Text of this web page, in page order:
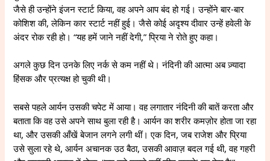
जैसे ही उन्होंने इंजन स्टार्ट किया, वह अपने आप बंद हो गई। उन्होंने बार-बार
कोशिश की, लेकिन कार स्टार्ट नहीं हुई। जैसे कोई अदृश्य दीवार उन्हें हवेली के
अंदर रोक रही हो। “यह हमें जाने नहीं देगी,” प्रिया ने रोते हुए कहा।
अगले कुछ दिन उनके लिए नर्क से कम नहीं थे। नंदिनी की आत्मा अब ज़्यादा
हिंसक और प्रत्यक्ष हो चुकी थी।
सबसे पहले आर्यन उसकी चपेट में आया। वह लगातार नंदिनी की बातें करता और
बताता कि वह उसे अपने साथ बुला रही है। आर्यन का शरीर कमज़ोर होता जा रहा
था, और उसकी आँखें बेजान लगने लगी थीं। एक दिन, जब राजेश और प्रिया
उसे सुला रहे थे, आर्यन अचानक उठ बैठा, उसकी आवाज़ बदल गई थी, वह गहरी